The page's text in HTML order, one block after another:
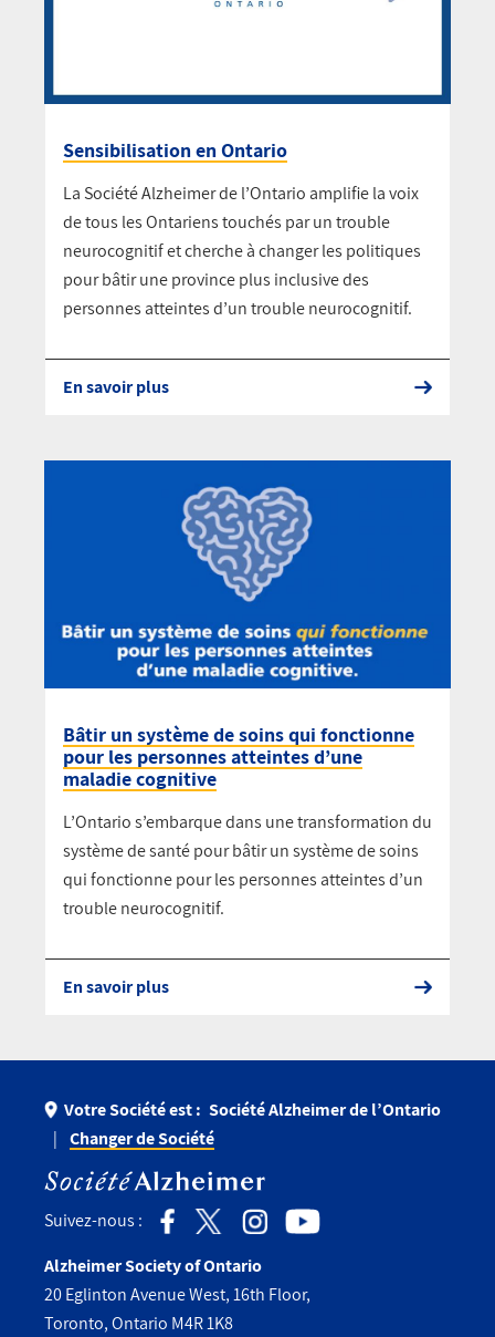
Sensibilisation en Ontario
La Société Alzheimer de l’Ontario amplifie la voix
de tous les Ontariens touchés par un trouble
neurocognitif et cherche à changer les politiques
pour bâtir une province plus inclusive des
personnes atteintes d’un trouble neurocognitif.
En savoir plus
Bâtir un système de soins qui fonctionne
pour les personnes atteintes d’une
maladie cognitive
L’Ontario s’embarque dans une transformation du
système de santé pour bâtir un système de soins
qui fonctionne pour les personnes atteintes d’un
trouble neurocognitif.
En savoir plus
Votre Société est : Société Alzheimer de l’Ontario
Changer de Société
Suivez-nous :
Alzheimer Society of Ontario
20 Eglinton Avenue West, 16th Floor,
Toronto, Ontario M4R 1K8